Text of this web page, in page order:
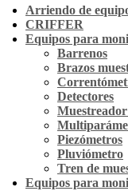
Arriendo de
CRIFFER
Equipos para
Barrenos
Brazos
Detectores
Piezómetros
Pluviómetro
Tren de
Equipos para